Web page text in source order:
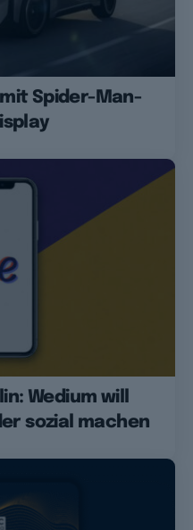
Spider-Man-
Wedium will
sozial machen